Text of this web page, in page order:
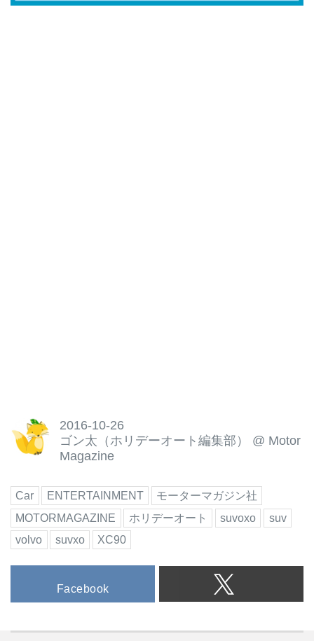
2016-10-26
ゴン太（ホリデーオート編集部）
@ Motor
Magazine
Car ENTERTAINMENT
モーターマガジン社
MOTORMAGAZINE
ホリデーオート suvoxo
suv
volvo
suvxo XC90
Facebook